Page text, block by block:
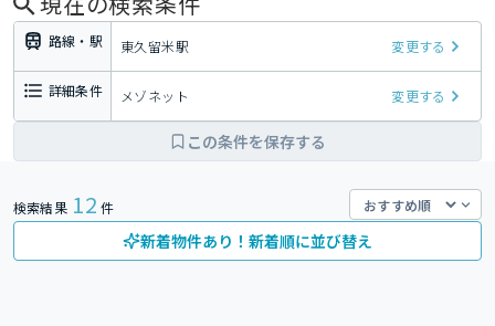
路線・駅 東久留米駅 変更する
詳細条件 メゾネット 変更する
この条件を保存する
検索結果 12 件
新着物件あり！新着順に並び替え